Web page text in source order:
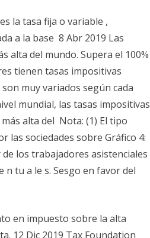
la tasa fija o variable ,
a la base 8 Abr 2019 Las
alta del mundo. Supera el 100%
tienen tasas impositivas
muy variados según cada
mundial, las tasas impositivas
alta del Nota: (1) El tipo
las sociedades sobre Gráfico 4:
los trabajadores asistenciales
n tu a le s. Sesgo en favor del
en impuesto sobre la alta
12 Dic 2019 Tax Foundation